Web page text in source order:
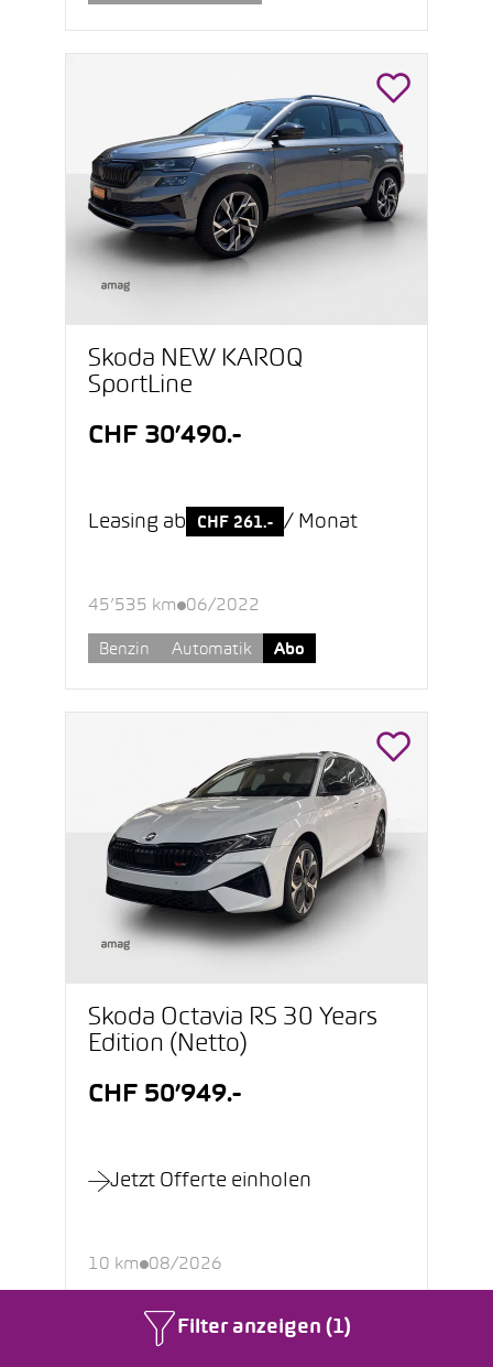
Filter anzeigen (1)
Škoda NEW KAROQ
SportLine
CHF 30’490.-
Leasing ab CHF 261.- / Monat
45’535 km 06/2022
Benzin Automatik Abo
Škoda Octavia RS 30 Years
Edition (Netto)
CHF 50’949.-
Jetzt Offerte einholen
10 km 08/2026
Benzin Automatik